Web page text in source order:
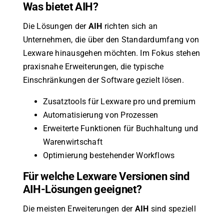
Was bietet AIH?
Die Lösungen der AIH richten sich an
Unternehmen, die über den Standardumfang von
Lexware hinausgehen möchten. Im Fokus stehen
praxisnahe Erweiterungen, die typische
Einschränkungen der Software gezielt lösen.
Zusatztools für Lexware pro und premium
Automatisierung von Prozessen
Erweiterte Funktionen für Buchhaltung und
Warenwirtschaft
Optimierung bestehender Workflows
Für welche Lexware Versionen sind
AIH-Lösungen geeignet?
Die meisten Erweiterungen der AIH sind speziell